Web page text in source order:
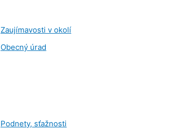
Zaujímavosti v okolí
Obecný úrad
Podnety, sťažnosti